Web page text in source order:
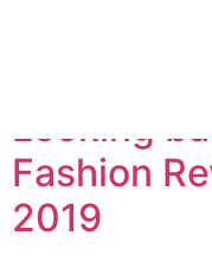
Looking
Fashion
2019